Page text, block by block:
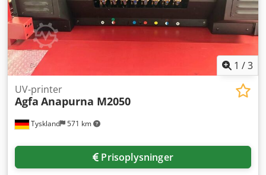
1 /3
Tyskland 571 km
UV-printer
Agfa Anapurna M2050
Prisoplysninger